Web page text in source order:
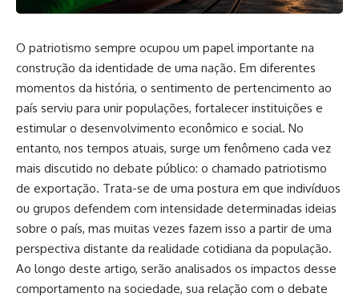
O patriotismo sempre ocupou um papel importante na
construção da identidade de uma nação. Em diferentes
momentos da história, o sentimento de pertencimento ao
país serviu para unir populações, fortalecer instituições e
estimular o desenvolvimento econômico e social. No
entanto, nos tempos atuais, surge um fenômeno cada vez
mais discutido no debate público: o chamado patriotismo
de exportação. Trata-se de uma postura em que indivíduos
ou grupos defendem com intensidade determinadas ideias
sobre o país, mas muitas vezes fazem isso a partir de uma
perspectiva distante da realidade cotidiana da população.
Ao longo deste artigo, serão analisados os impactos desse
comportamento na sociedade, sua relação com o debate